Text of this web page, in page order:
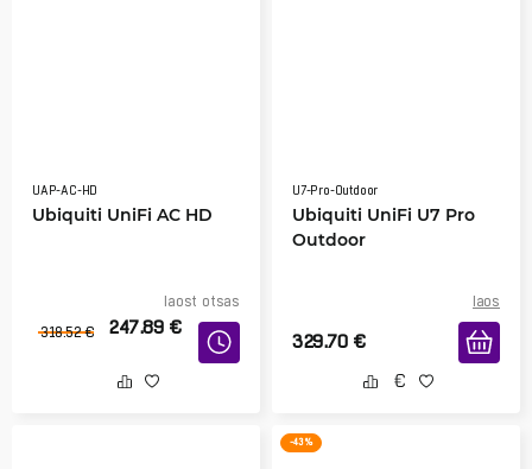
UAP-AC-HD
Ubiquiti UniFi AC HD
laost otsas
318.52 € 247.89 €
U7-Pro-Outdoor
Ubiquiti UniFi U7 Pro
Outdoor
laos
329.70 €
-43 %